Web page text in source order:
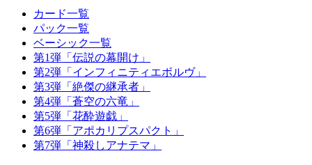
カード一覧
パック一覧
ベーシック一覧
第1弾「伝説の幕開け」
第2弾「インフィニティエボルヴ」
第3弾「絶傑の継承者」
第4弾「蒼空の六竜」
第5弾「花酔遊戯」
第6弾「アポカリプスパクト」
第7弾「神殺しアナテマ」